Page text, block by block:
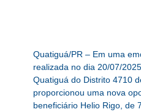
Quatiguá/PR – Em uma
realizada no dia 20/07/
Quatiguá do Distrito 4710
proporcionou uma nova
beneficiário Helio Rigo, de